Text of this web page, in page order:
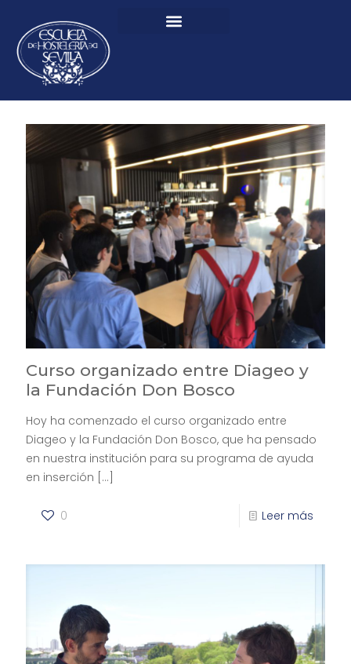
Curso organizado entre Diageo y
la Fundación Don Bosco
Hoy ha comenzado el curso organizado entre
Diageo y la Fundación Don Bosco, que ha pensado
en nuestra institución para su programa de ayuda
en inserción […]
0 Leer más